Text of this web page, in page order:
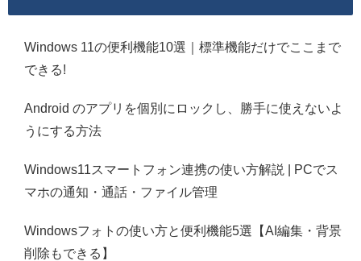
Windows 11の便利機能10選｜標準機能だけでここまで
できる!
Android のアプリを個別にロックし、勝手に使えないよ
うにする方法
Windows11スマートフォン連携の使い方解説 | PCでス
マホの通知・通話・ファイル管理
Windowsフォトの使い方と便利機能5選【AI編集・背景
削除もできる】